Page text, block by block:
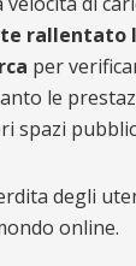
rallentato
per
le
spazi
degli
online.